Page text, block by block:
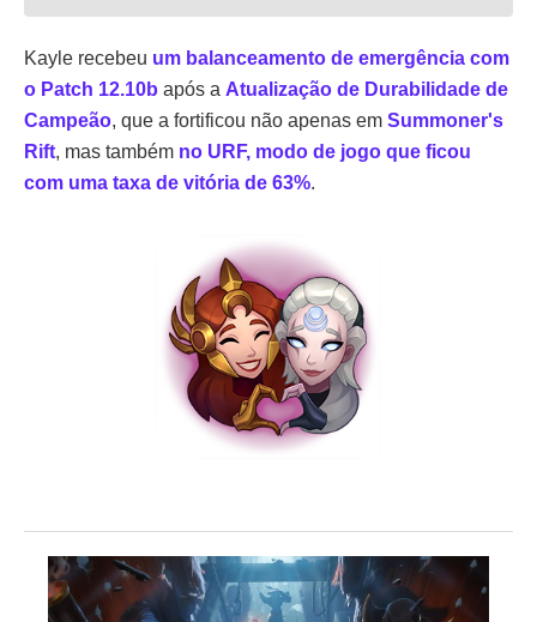
Kayle recebeu um balanceamento de emergência com
o Patch 12.10b após a Atualização de Durabilidade de
Campeão, que a fortificou não apenas em Summoner's
Rift, mas também no URF, modo de jogo que ficou
com uma taxa de vitória de 63%.